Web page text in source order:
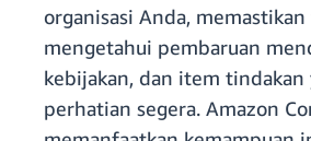
organisasi Anda,
mengetahui pembaruan
kebijakan, dan item tindakan
perhatian segera. Amazon